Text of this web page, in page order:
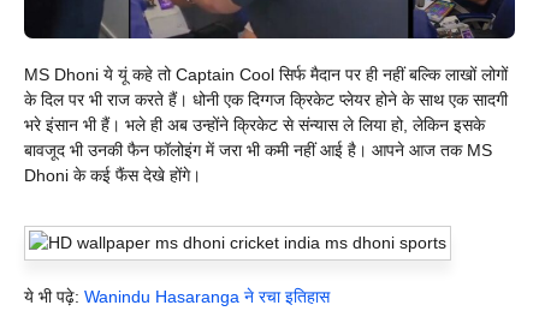
MS Dhoni ये यूं कहे तो Captain Cool सिर्फ मैदान पर ही नहीं बल्कि लाखों लोगों
के दिल पर भी राज करते हैं। धोनी एक दिग्गज क्रिकेट प्लेयर होने के साथ एक सादगी
भरे इंसान भी हैं। भले ही अब उन्होंने क्रिकेट से संन्यास ले लिया हो, लेकिन इसके
बावजूद भी उनकी फैन फॉलोइंग में जरा भी कमी नहीं आई है। आपने आज तक MS
Dhoni के कई फैंस देखे होंगे।
ये भी पढ़े: Wanindu Hasaranga ने रचा इतिहास